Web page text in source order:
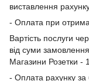
виставлення
- Оплата при
Вартість послуги
від суми
Магазини Розетки -
- Оплата рахунку за